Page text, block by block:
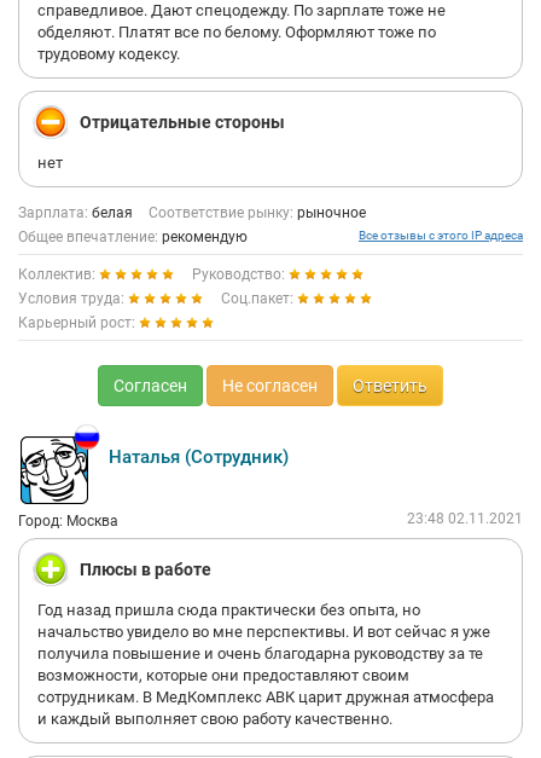
справедливое. Дают спецодежду. По зарплате тоже не
обделяют. Платят все по белому. Оформляют тоже по
трудовому кодексу.
Отрицательные стороны
нет
Зарплата: белая Соответствие рынку: рыночное
Общее впечатление: рекомендую Все отзывы с этого IP адреса
Коллектив:
Руководство:
Условия труда:
Соц.пакет:
Карьерный рост:
Согласен Не согласен Ответить
Наталья (Сотрудник)
Город: Москва 23:48 02.11.2021
Плюсы в работе
Год назад пришла сюда практически без опыта, но
начальство увидело во мне перспективы. И вот сейчас я уже
получила повышение и очень благодарна руководству за те
возможности, которые они предоставляют своим
сотрудникам. В МедКомплекс АВК царит дружная атмосфера
и каждый выполняет свою работу качественно.